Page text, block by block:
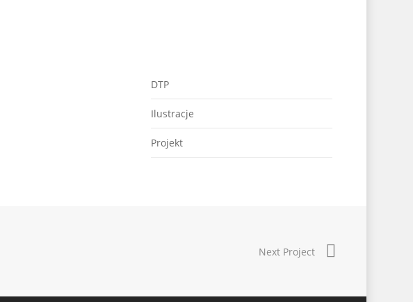
DTP
Ilustracje
Projekt
Next Project